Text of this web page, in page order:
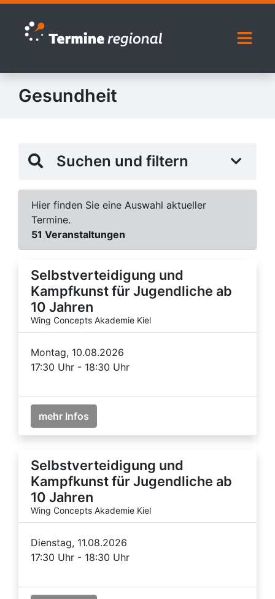
Zur Navigation springen
Zum Inhalt springen
Gesundheit
Suchen und filtern
Hier finden Sie eine Auswahl aktueller
Termine.
51 Veranstaltungen
Selbstverteidigung und
Kampfkunst für Jugendliche ab
10 Jahren
Wing Concepts Akademie Kiel
Montag, 10.08.2026
17:30 Uhr - 18:30 Uhr
mehr Infos
Selbstverteidigung und
Kampfkunst für Jugendliche ab
10 Jahren
Wing Concepts Akademie Kiel
Dienstag, 11.08.2026
17:30 Uhr - 18:30 Uhr